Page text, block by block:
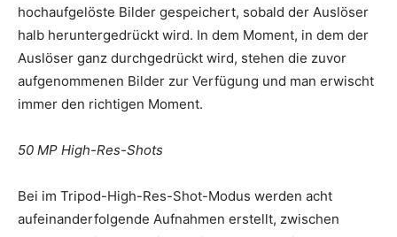
hochaufgelöste Bilder gespeichert, sobald der Auslöser
halb heruntergedrückt wird. In dem Moment, in dem der
Auslöser ganz durchgedrückt wird, stehen die zuvor
aufgenommenen Bilder zur Verfügung und man erwischt
immer den richtigen Moment.
50 MP High-Res-Shots
Bei im Tripod-High-Res-Shot-Modus werden acht
aufeinanderfolgende Aufnahmen erstellt, zwischen